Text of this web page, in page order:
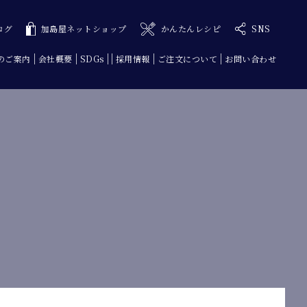
グ 加島屋ネットショップ かんたんレシピ SNS
ご案内 会社概要 SDGs 採用情報 ご注文について お問い合わせ